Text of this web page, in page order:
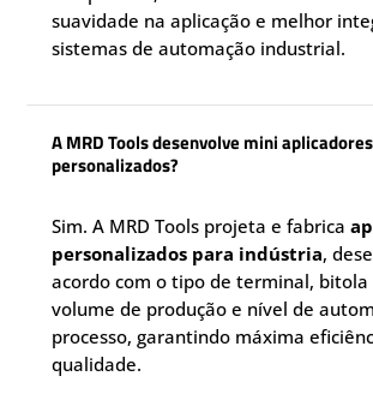
suavidade na aplicação e melhor
sistemas de automação industrial.
A MRD Tools desenvolve mini aplicadores
personalizados?
Sim. A MRD Tools projeta e fabrica
personalizados para indústria,
acordo com o tipo de terminal, bitola
volume de produção e nível de
processo, garantindo máxima
qualidade.